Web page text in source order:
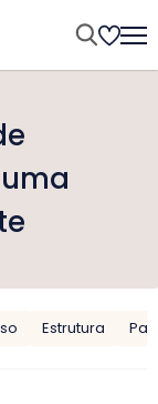
Estrutura